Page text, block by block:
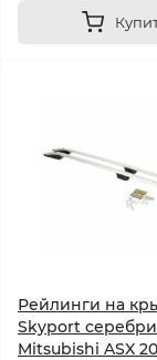
Рейлинги на
Skyport
Mitsubishi ASX